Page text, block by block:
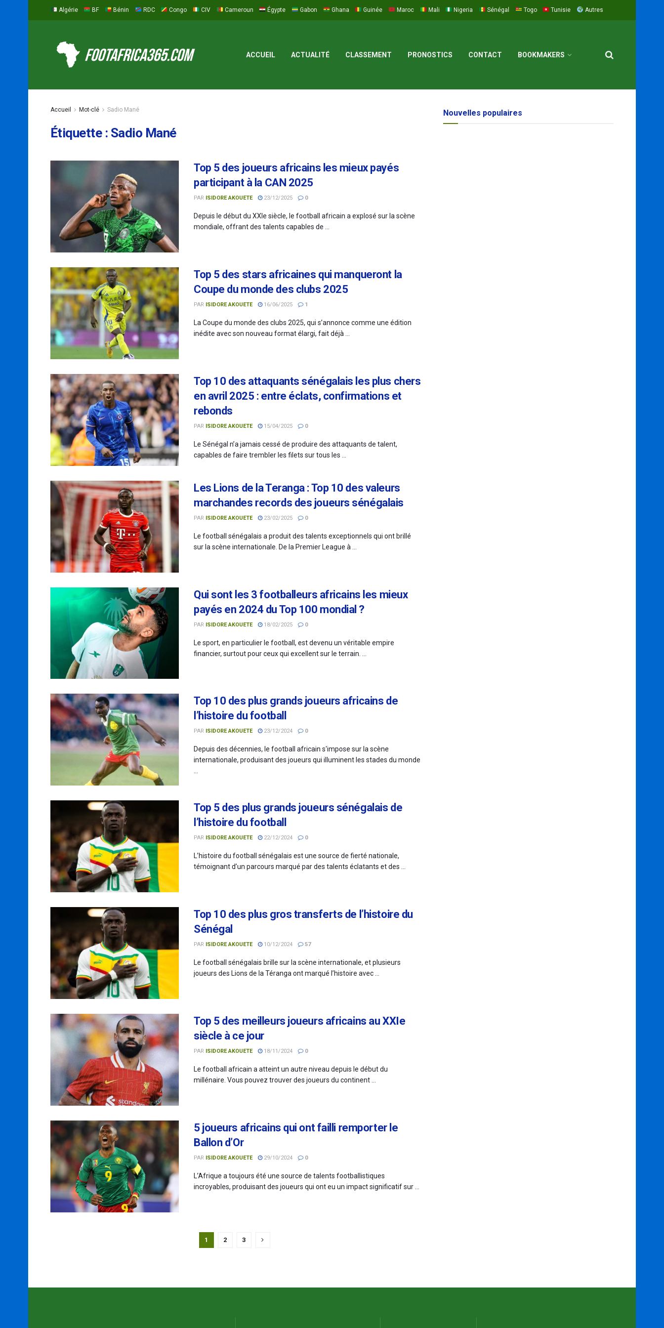
Algérie BF Bénin RDC Congo CIV Cameroun Égypte Gabon Ghana Guinée Maroc Mali Nigeria Sénégal Togo Tunisie Autres
ACCUEIL ACTUALITÉ CLASSEMENT PRONOSTICS CONTACT BOOKMAKERS
Accueil Mot-clé Sadio Mané
Étiquette : Sadio Mané
Top 5 des joueurs africains les mieux payés
participant à la CAN 2025
PAR ISIDORE AKOUETE 23/12/2025 0
Depuis le début du XXIe siècle, le football africain a explosé sur la scène
mondiale, offrant des talents capables de ...
Top 5 des stars africaines qui manqueront la
Coupe du monde des clubs 2025
PAR ISIDORE AKOUETE 16/06/2025 1
La Coupe du monde des clubs 2025, qui s’annonce comme une édition
inédite avec son nouveau format élargi, fait déjà ...
Top 10 des attaquants sénégalais les plus chers
en avril 2025 : entre éclats, confirmations et
rebonds
PAR ISIDORE AKOUETE 15/04/2025 0
Le Sénégal n’a jamais cessé de produire des attaquants de talent,
capables de faire trembler les filets sur tous les ...
Les Lions de la Teranga : Top 10 des valeurs
marchandes records des joueurs sénégalais
PAR ISIDORE AKOUETE 23/02/2025 0
Le football sénégalais a produit des talents exceptionnels qui ont brillé
sur la scène internationale. De la Premier League à ...
Qui sont les 3 footballeurs africains les mieux
payés en 2024 du Top 100 mondial ?
PAR ISIDORE AKOUETE 18/02/2025 0
Le sport, en particulier le football, est devenu un véritable empire
financier, surtout pour ceux qui excellent sur le terrain. ...
Top 10 des plus grands joueurs africains de
l’histoire du football
PAR ISIDORE AKOUETE 23/12/2024 0
Depuis des décennies, le football africain s'impose sur la scène
internationale, produisant des joueurs qui illuminent les stades du monde
...
Top 5 des plus grands joueurs sénégalais de
l’histoire du football
PAR ISIDORE AKOUETE 22/12/2024 0
L’histoire du football sénégalais est une source de fierté nationale,
témoignant d’un parcours marqué par des talents éclatants et des ...
Top 10 des plus gros transferts de l’histoire du
Sénégal
PAR ISIDORE AKOUETE 10/12/2024 57
Le football sénégalais brille sur la scène internationale, et plusieurs
joueurs des Lions de la Téranga ont marqué l’histoire avec ...
Top 5 des meilleurs joueurs africains au XXIe
siècle à ce jour
PAR ISIDORE AKOUETE 18/11/2024 0
Le football africain a atteint un autre niveau depuis le début du
millénaire. Vous pouvez trouver des joueurs du continent ...
5 joueurs africains qui ont failli remporter le
Ballon d’Or
PAR ISIDORE AKOUETE 29/10/2024 0
L’Afrique a toujours été une source de talents footballistiques
incroyables, produisant des joueurs qui ont eu un impact significatif sur ...
1 2 3
Nouvelles populaires